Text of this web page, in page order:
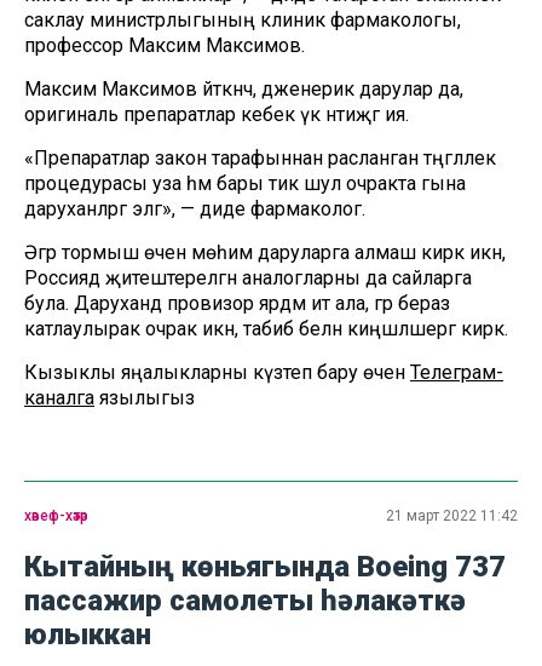
саклау министрлыгының клиник фармакологы,
профессор Максим Максимов.
Максим Максимов әйткәнчә, дженерик дарулар да,
оригиналь препаратлар кебек үк нәтиҗәгә ия.
«Препаратлар закон тарафыннан расланган тәңгәллек
процедурасы уза һәм бары тик шул очракта гына
даруханәләргә эләгә», — диде фармаколог.
Әгәр тормыш өчен мөһим даруларга алмаш кирәк икән,
Россиядә җитештерелгән аналогларны да сайларга
була. Даруханәдә провизор ярдәм итә ала, әгәр бераз
катлаулырак очрак икән, табиб белән киңәшләшергә кирәк.
Кызыклы яңалыкларны күзәтеп бару өчен Телеграм-
каналга язылыгыз
хәвеф-хәтәр 21 март 2022 11:42
Кытайның көньягында Boeing 737
пассажир самолеты һәлакәткә
юлыккан